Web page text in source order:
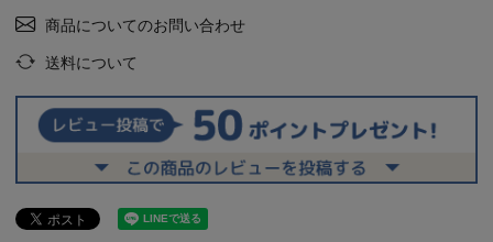
商品についてのお問い合わせ
送料について